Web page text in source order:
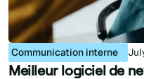
Communication interne
Meilleur logiciel de